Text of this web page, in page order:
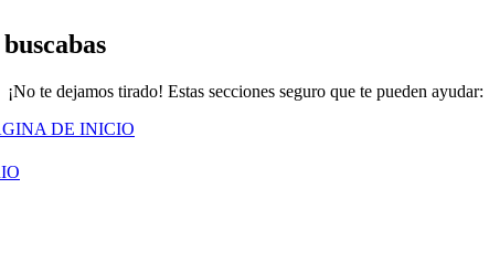
¡No te dejamos tirado! Estas secciones seguro que te pueden ayudar:
DE INICIO